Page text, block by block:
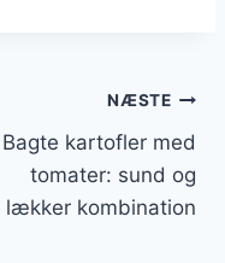
NÆSTE
Bagte kartofler med
tomater: sund og
lækker kombination